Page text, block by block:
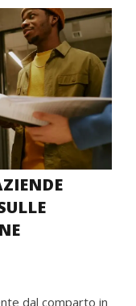
dal comparto in